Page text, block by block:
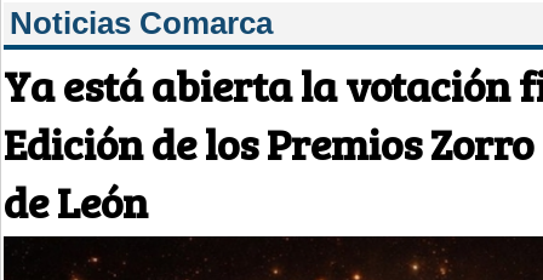
Noticias Comarca
Ya está abierta la votación
Edición de los Premios
de León